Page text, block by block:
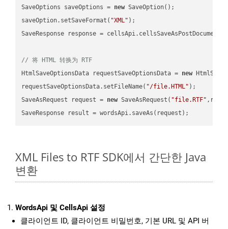
SaveOptions saveOptions = new SaveOption();
saveOption.setSaveFormat( "XML" );
SaveResponse response =
// 将 HTML 转换为 RTF
HtmlSaveOptionsData requestSaveOptionsData = new
requestSaveOptionsData.setFileName( "/file.HTML" );
SaveAsRequest request = new SaveAsRequest( "file.RTF"
XML Files to RTF SDK에서 간단한 Java
변환
WordsApi 및 CellsApi 설정
클라이언트 ID, 클라이언트 비밀번호, 기본 URL 및 API 버